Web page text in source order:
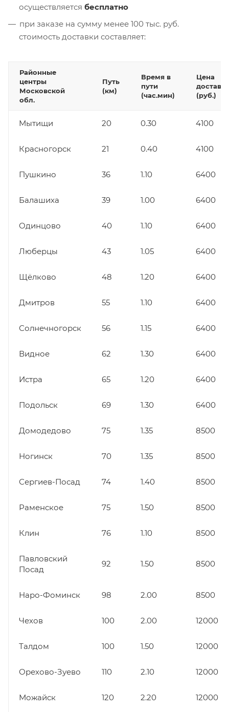
осуществляется бесплатно
при заказе на сумму менее 100 тыс. руб.
стоимость доставки составляет:
Районные
центры
Московской
обл.
Путь
(км)
Время в
пути
(час.мин)
Цена
(руб.)
Мытищи 20 0.30 4100
Красногорск 21 0.40 4100
Пушкино 36 1.10 6400
Балашиха 39 1.00 6400
Одинцово 40 1.10 6400
Люберцы 43 1.05 6400
Щёлково 48 1.20 6400
Дмитров 55 1.10 6400
Солнечногорск 56 1.15 6400
Видное 62 1.30 6400
Истра 65 1.20 6400
Подольск 69 1.30 6400
Домодедово 75 1.35 8500
Ногинск 70 1.35 8500
Сергиев-Посад 74 1.40 8500
Раменское 75 1.50 8500
Клин 76 1.10 8500
Павловский
Посад
92 1.50 8500
Наро-Фоминск 98 2.00 8500
Чехов 100 2.00 12000
Талдом 100 1.50 12000
Орехово-Зуево 110 2.10 12000
Можайск 120 2.20 12000